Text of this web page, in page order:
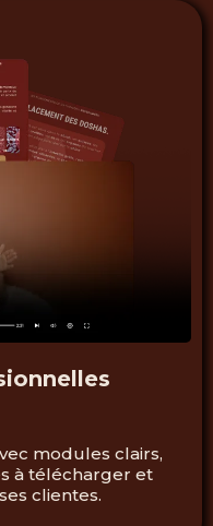
modules clairs,
à télécharger et
clientes.